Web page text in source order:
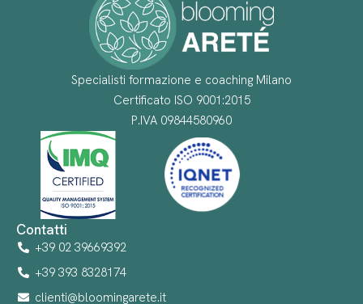
Specialisti formazione e coaching Milano
Certificato ISO 9001:2015
P.IVA 09844580960
Contatti
+39 02 39669392
+39 393 8328174
clienti@bloomingarete.it